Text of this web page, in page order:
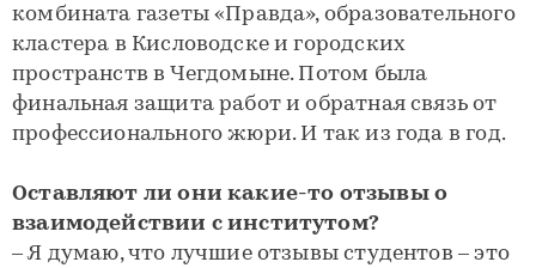
комбината газеты «Правда», образовательного
кластера в Кисловодске и городских
пространств в Чегдомыне. Потом была
финальная защита работ и обратная связь от
профессионального жюри. И так из года в год.
Оставляют ли они какие-то отзывы о
взаимодействии с институтом?
– Я думаю, что лучшие отзывы студентов – это